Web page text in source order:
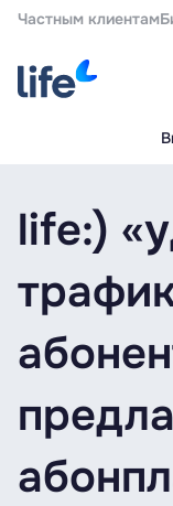
Частным клиентам
life:)